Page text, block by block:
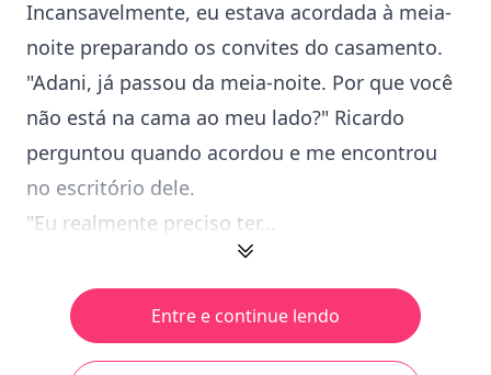
Incansavelmente, eu estava acordada à meia-
noite preparando os convites do casamento.
"Adani, já passou da meia-noite. Por que você
não está na cama ao meu lado?" Ricardo
perguntou quando acordou e me encontrou
no escritório dele.
"Eu realmente preciso ter...
Entre e continue lendo